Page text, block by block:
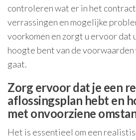
controleren wat er in het
verrassingen en mogelijke
voorkomen en zorgt u ervoor dat
hoogte bent van de voorwaarden
gaat.
Zorg ervoor dat je een
aflossingsplan hebt en
met onvoorziene
Het is essentieel om een